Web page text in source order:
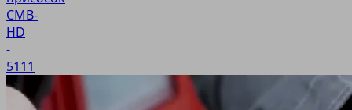
CMB-
HD
-
5111